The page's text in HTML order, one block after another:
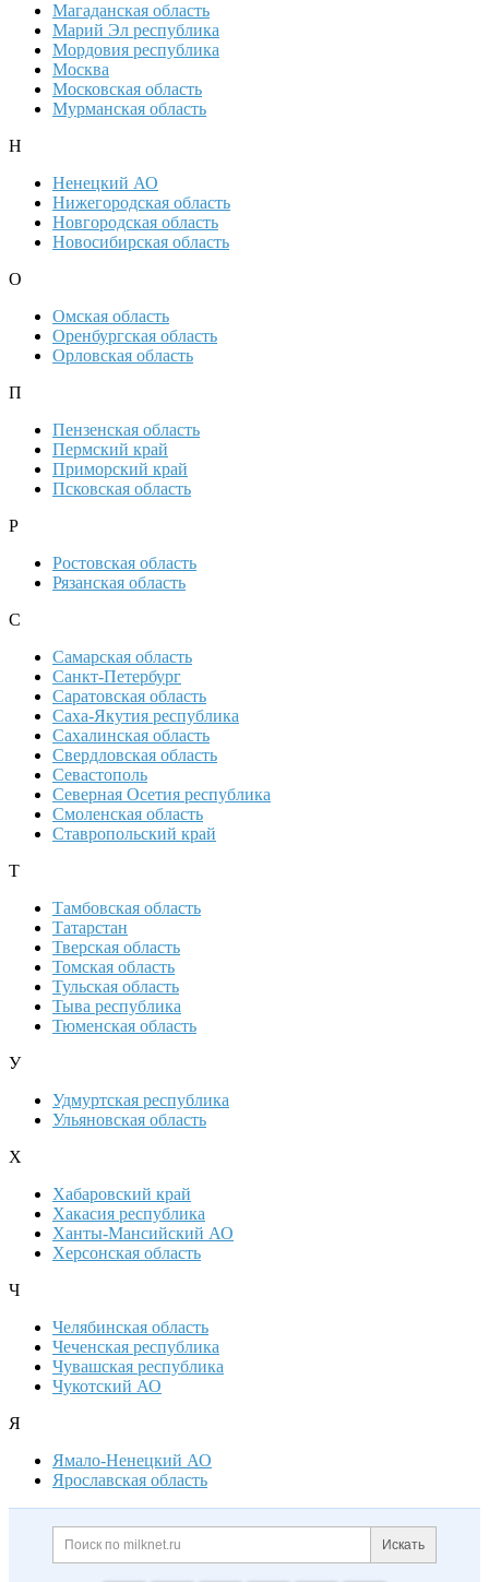
Магаданская область
Марий Эл республика
Мордовия республика
Москва
Московская область
Мурманская область
Н
Ненецкий АО
Нижегородская область
Новгородская область
Новосибирская область
О
Омская область
Оренбургская область
Орловская область
П
Пензенская область
Пермский край
Приморский край
Псковская область
Р
Ростовская область
Рязанская область
С
Самарская область
Санкт-Петербург
Саратовская область
Саха-Якутия республика
Сахалинская область
Свердловская область
Севастополь
Северная Осетия республика
Смоленская область
Ставропольский край
Т
Тамбовская область
Татарстан
Тверская область
Томская область
Тульская область
Тыва республика
Тюменская область
У
Удмуртская республика
Ульяновская область
Х
Хабаровский край
Хакасия республика
Ханты-Мансийский АО
Херсонская область
Ч
Челябинская область
Чеченская республика
Чувашская республика
Чукотский АО
Я
Ямало-Ненецкий АО
Ярославская область
Дополнительная информация
Поиск по сайту и
Искать